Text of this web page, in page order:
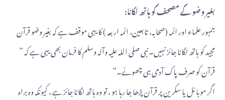
بغیر وضو کے مصحف کو ہاتھ لگانا:
جمہور علماء اور ائمہ (صحابہ، تابعین، ائمہ اربعہ ) کا یہی موقف ہے کہ بغیر وضو قرآن
مجید کو ہاتھ لگانا جائز نہیں۔ نبی صلی اللہ علیہ وآلہ وسلم کا فرمان بھی یہی ہے کہ ”
قرآن کو صرف پاک آدمی ہی چھوئے۔”
اگر موبائل یا سکرین پر قرآن پڑھا جا رہا ہو ، تو وہ ہاتھ لگانا جائز ہے ، کیونکہ وہ براہ